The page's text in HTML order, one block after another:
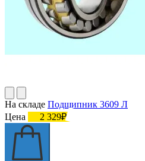
На складе Подшипник 3609 Л
Цена
2 329₽